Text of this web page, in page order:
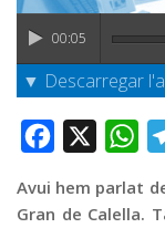
Publicitat
Contacte
00:05
▼ Descarregar
Facebook
Avui hem parlat
Gran de Calella.